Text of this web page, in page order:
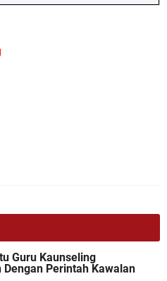
Guru Kaunseling
Dengan Perintah Kawalan